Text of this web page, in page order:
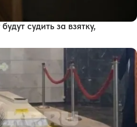
судить за взятку,